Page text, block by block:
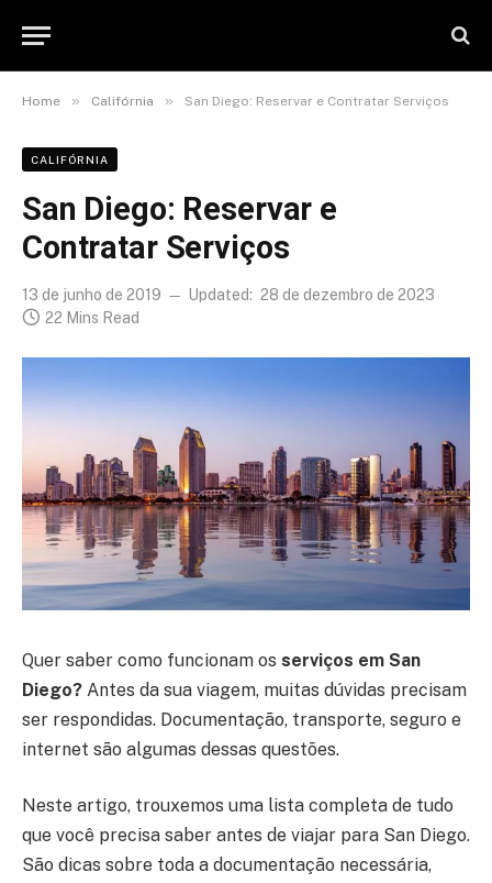
Home » Califórnia » San Diego: Reservar e Contratar Serviços
CALIFÓRNIA
San Diego: Reservar e
Contratar Serviços
13 de junho de 2019 Updated: 28 de dezembro de 2023
22 Mins Read
Quer saber como funcionam os serviços em San
Diego? Antes da sua viagem, muitas dúvidas precisam
ser respondidas. Documentação, transporte, seguro e
internet são algumas dessas questões.
Neste artigo, trouxemos uma lista completa de tudo
que você precisa saber antes de viajar para San Diego.
São dicas sobre toda a documentação necessária,